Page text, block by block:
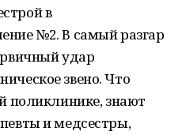
в
№2. В самый разгар
удар
звено. Что
поликлинике, знают
и медсестры,